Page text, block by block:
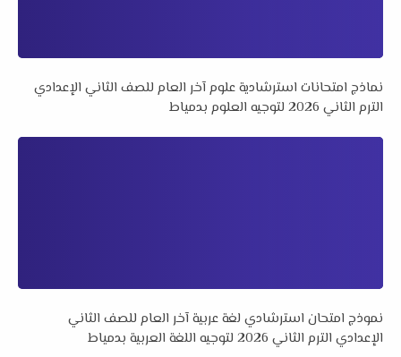
نماذج امتحانات استرشادية علوم آخر العام للصف الثاني الإعدادي
الترم الثاني 2026 لتوجيه العلوم بدمياط
نموذج امتحان استرشادي لغة عربية آخر العام للصف الثاني
الإعدادي الترم الثاني 2026 لتوجيه اللغة العربية بدمياط